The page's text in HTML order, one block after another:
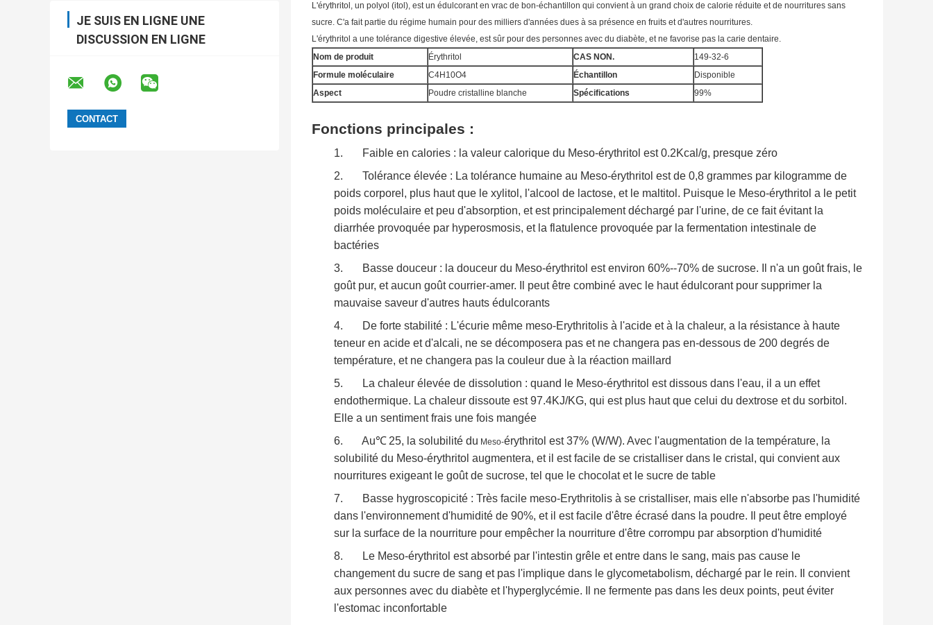
JE SUIS EN LIGNE UNE
DISCUSSION EN LIGNE
L'érythritol, un polyol (itol), est un édulcorant en vrac de bon-échantillon qui convient à un grand choix de calorie réduite et de nourritures sans
sucre. C'a fait partie du régime humain pour des milliers d'années dues à sa présence en fruits et d'autres nourritures.
L'érythritol a une tolérance digestive élevée, est sûr pour des personnes avec du diabète, et ne favorise pas la carie dentaire.
Nom de produit
Érythritol CAS NON.
149-32-6
Formule moléculaire
C4H10O4 Échantillon
Disponible
Aspect
Poudre cristalline blanche Spécifications 99%
Fonctions principales :
1. Faible en calories : la valeur calorique du Meso-érythritol est 0.2Kcal/g, presque zéro
2. Tolérance élevée : La tolérance humaine au Meso-érythritol est de 0,8 grammes par kilogramme de
poids corporel, plus haut que le xylitol, l'alcool de lactose, et le maltitol. Puisque le Meso-érythritol a le petit
poids moléculaire et peu d'absorption, et est principalement déchargé par l'urine, de ce fait évitant la
diarrhée provoquée par hyperosmosis, et la flatulence provoquée par la fermentation intestinale de
bactéries
3. Basse douceur : la douceur du Meso-érythritol est environ 60%--70% de sucrose. Il n'a un goût frais, le
goût pur, et aucun goût courrier-amer. Il peut être combiné avec le haut édulcorant pour supprimer la
mauvaise saveur d'autres hauts édulcorants
4. De forte stabilité : L'écurie même meso-Erythritolis à l'acide et à la chaleur, a la résistance à haute
teneur en acide et d'alcali, ne se décomposera pas et ne changera pas en-dessous de 200 degrés de
température, et ne changera pas la couleur due à la réaction maillard
5. La chaleur élevée de dissolution : quand le Meso-érythritol est dissous dans l'eau, il a un effet
endothermique. La chaleur dissoute est 97.4KJ/KG, qui est plus haut que celui du dextrose et du sorbitol.
Elle a un sentiment frais une fois mangée
6.
Au℃ 25, la solubilité du Meso-érythritol est 37% (W/W). Avec l'augmentation de la température, la
solubilité du Meso-érythritol augmentera, et il est facile de se cristalliser dans le cristal, qui convient aux
nourritures exigeant le goût de sucrose, tel que le chocolat et le sucre de table
7. Basse hygroscopicité : Très facile meso-Erythritolis à se cristalliser, mais elle n'absorbe pas l'humidité
dans l'environnement d'humidité de 90%, et il est facile d'être écrasé dans la poudre. Il peut être employé
sur la surface de la nourriture pour empêcher la nourriture d'être corrompu par absorption d'humidité
8. Le Meso-érythritol est absorbé par l'intestin grêle et entre dans le sang, mais pas cause le
changement du sucre de sang et pas l'implique dans le glycometabolism, déchargé par le rein. Il convient
aux personnes avec du diabète et l'hyperglycémie. Il ne fermente pas dans les deux points, peut éviter
l'estomac inconfortable